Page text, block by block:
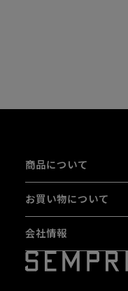
商品について
お買い物について
会社情報